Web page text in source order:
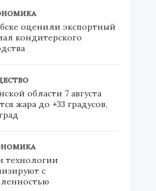
оценили экспортный
кондитерского
области 7 августа
жара до +33 градусов,
технологии
с